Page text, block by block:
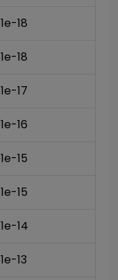
1e-18
1e-18
1e-17
1e-16
1e-15
1e-15
1e-14
1e-13